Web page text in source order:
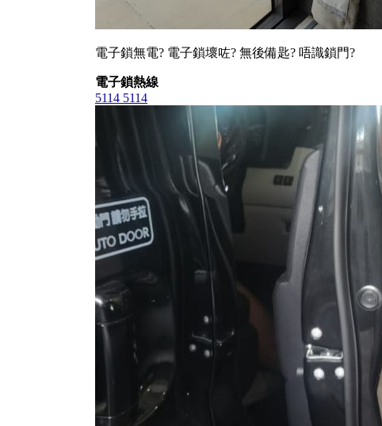
電子鎖無電? 電子鎖壞咗? 無後備匙? 唔識鎖門?
電子鎖熱線
5114 5114